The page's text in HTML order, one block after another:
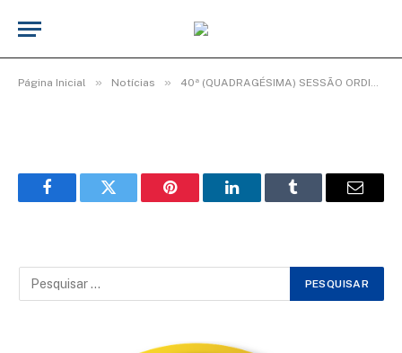
Página Inicial » Notícias » 40ª (QUADRAGÉSIMA) SESSÃO ORDINÁRIA DO 2º PERÍODO LEGISLATIVO DA 20ª LEGISLATURA
(2)
FacebookTwitter Pinterest LinkedInTumblr Email